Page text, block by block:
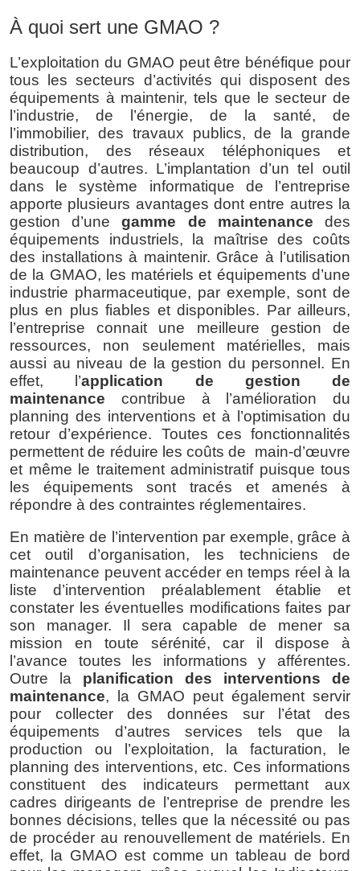
À quoi sert une GMAO ?
L’exploitation du GMAO peut être bénéfique pour
tous les secteurs d’activités qui disposent des
équipements à maintenir, tels que le secteur de
l’industrie, de l’énergie, de la santé, de
l’immobilier, des travaux publics, de la grande
distribution, des réseaux téléphoniques et
beaucoup d’autres. L’implantation d’un tel outil
dans le système informatique de l’entreprise
apporte plusieurs avantages dont entre autres la
gestion d’une gamme de maintenance des
équipements industriels, la maîtrise des coûts
des installations à maintenir. Grâce à l’utilisation
de la GMAO, les matériels et équipements d’une
industrie pharmaceutique, par exemple, sont de
plus en plus fiables et disponibles. Par ailleurs,
l’entreprise connait une meilleure gestion de
ressources, non seulement matérielles, mais
aussi au niveau de la gestion du personnel. En
effet, l’application de gestion de
maintenance contribue à l’amélioration du
planning des interventions et à l’optimisation du
retour d’expérience. Toutes ces fonctionnalités
permettent de réduire les coûts de  main-d’œuvre
et même le traitement administratif puisque tous
les équipements sont tracés et amenés à
répondre à des contraintes réglementaires.
En matière de l’intervention par exemple, grâce à
cet outil d’organisation, les techniciens de
maintenance peuvent accéder en temps réel à la
liste d’intervention préalablement établie et
constater les éventuelles modifications faites par
son manager. Il sera capable de mener sa
mission en toute sérénité, car il dispose à
l’avance toutes les informations y afférentes.
Outre la planification des interventions de
maintenance, la GMAO peut également servir
pour collecter des données sur l’état des
équipements d’autres services tels que la
production ou l’exploitation, la facturation, le
planning des interventions, etc. Ces informations
constituent des indicateurs permettant aux
cadres dirigeants de l’entreprise de prendre les
bonnes décisions, telles que la nécessité ou pas
de procéder au renouvellement de matériels. En
effet, la GMAO est comme un tableau de bord